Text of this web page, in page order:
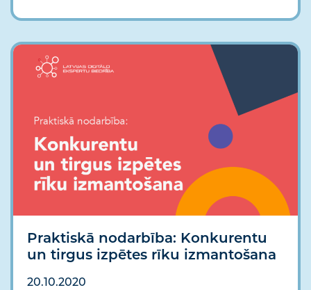
Praktiskā nodarbība: Konkurentu
un tirgus izpētes rīku izmantošana
20.10.2020